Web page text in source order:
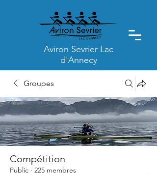
Aviron Sevrier Lac
d'Annecy
Groupes
Compétition
Public · 225 membres